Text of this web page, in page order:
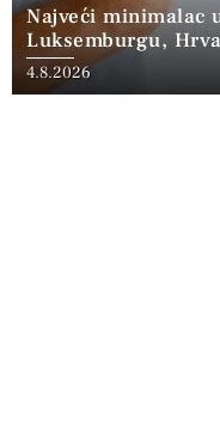
Najveći minimalac
Luksemburgu,
4.8.2026